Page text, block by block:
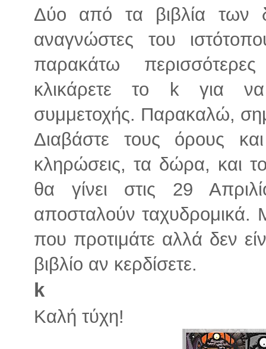
Δύο από τα βιβλία των
αναγνώστες του
παρακάτω
κλικάρετε το k για
συμμετοχής. Παρακαλώ,
Διαβάστε τους όρους
κληρώσεις, τα δώρα, και
θα γίνει στις 29
αποσταλούν ταχυδρομικά.
που προτιμάτε αλλά δεν
βιβλίο αν κερδίσετε.
k
Καλή τύχη!